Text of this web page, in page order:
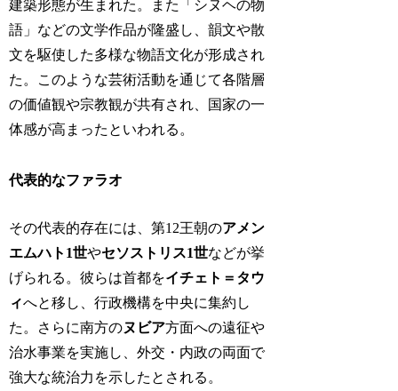
建築形態が生まれた。また「シヌヘの物
語」などの文学作品が隆盛し、韻文や散
文を駆使した多様な物語文化が形成され
た。このような芸術活動を通じて各階層
の価値観や宗教観が共有され、国家の一
体感が高まったといわれる。
代表的なファラオ
その代表的存在には、第12王朝のアメン
エムハト1世やセソストリス1世などが挙
げられる。彼らは首都をイチェト＝タウ
ィへと移し、行政機構を中央に集約し
た。さらに南方のヌビア方面への遠征や
治水事業を実施し、外交・内政の両面で
強大な統治力を示したとされる。